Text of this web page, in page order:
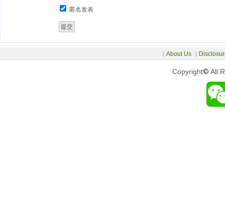
匿名发表
Copyright© All
| About Us |